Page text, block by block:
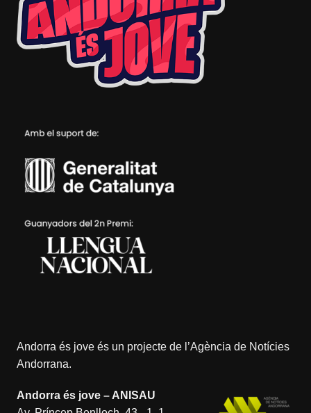
Andorra és jove és un projecte de l’Agència de Notícies
Andorrana.
Andorra és jove – ANISAU